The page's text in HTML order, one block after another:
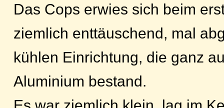
Das Cops erwies sich beim
ziemlich enttäuschend, mal
kühlen Einrichtung, die ganz
Aluminium bestand.